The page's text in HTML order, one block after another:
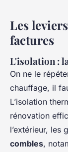
Les
factures
L'isolation :
On ne le
chauffage, il
L’isolation
rénovation
l’extérieur, les
combles,